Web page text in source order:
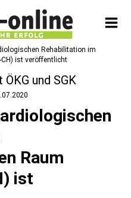
Rehabilitation im
ist veröffentlicht
und SGK
Raum
ist